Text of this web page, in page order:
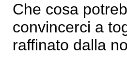
Che cosa
convincerci a
raffinato dalla